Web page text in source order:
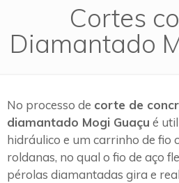
Cortes
Diamantado
No processo de corte de
diamantado Mogi Guaçu é
hidráulico e um carrinho de fio
roldanas, no qual o fio de aço
pérolas diamantadas gira e